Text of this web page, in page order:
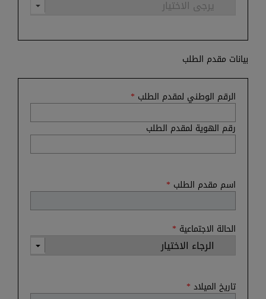
بيانات مقدم الطلب
الرقم الوطني لمقدم الطلب *
رقم الهوية لمقدم الطلب
اسم مقدم الطلب *
الحالة الاجتماعية *
تاريخ الميلاد *